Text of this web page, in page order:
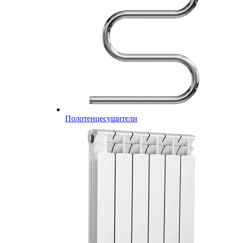
Полотенцесушители